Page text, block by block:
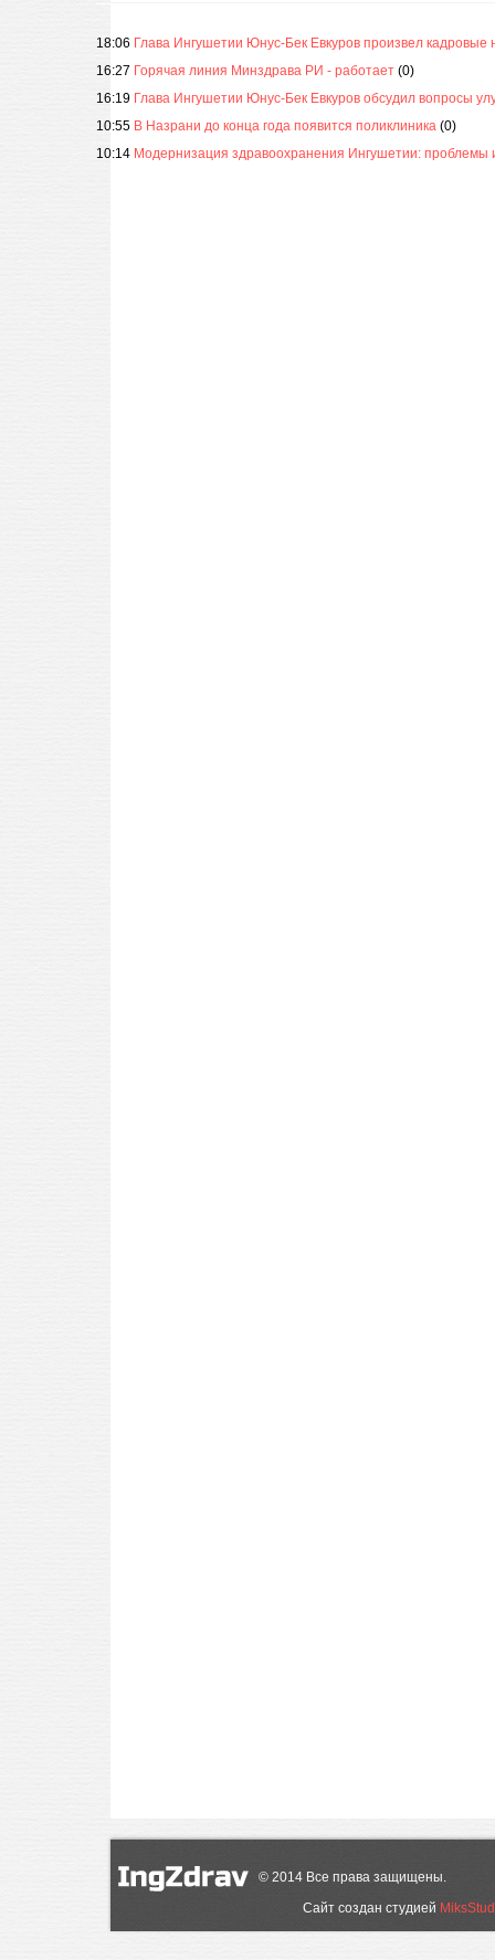
18:06 Глава Ингушетии Юнус-Бек Евкуров произвел кадровые
16:27 Горячая линия Минздрава РИ - работает (0)
16:19 Глава Ингушетии Юнус-Бек Евкуров обсудил вопросы
10:55 В Назрани до конца года появится поликлиника (0)
10:14 Модернизация здравоохранения Ингушетии:
© 2014 Все права защищены.
Сайт создан студией